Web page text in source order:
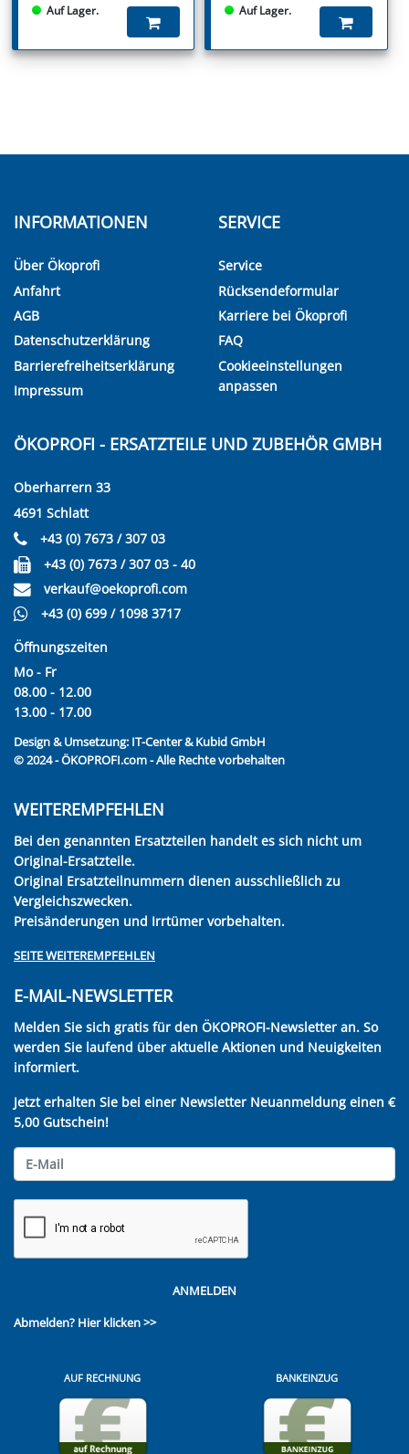
Auf Lager. Auf Lager.
INFORMATIONEN
Über Ökoprofi
Anfahrt
AGB
Datenschutzerklärung
Barrierefreiheitserklärung
Impressum
SERVICE
Service
Rücksendeformular
Karriere bei Ökoprofi
FAQ
Cookieeinstellungen
anpassen
ÖKOPROFI - ERSATZTEILE UND ZUBEHÖR GMBH
Oberharrern 33
4691 Schlatt
+43 (0) 7673 / 307 03
+43 (0) 7673 / 307 03 - 40
verkauf@oekoprofi.com
+43 (0) 699 / 1098 3717
Öffnungszeiten
Mo - Fr
08.00 - 12.00
13.00 - 17.00
Design & Umsetzung: IT-Center & Kubid GmbH
© 2024 - ÖKOPROFI.com - Alle Rechte vorbehalten
WEITEREMPFEHLEN
Bei den genannten Ersatzteilen handelt es sich nicht um
Original-Ersatzteile.
Original Ersatzteilnummern dienen ausschließlich zu
Vergleichszwecken.
Preisänderungen und Irrtümer vorbehalten.
SEITE WEITEREMPFEHLEN
E-MAIL-NEWSLETTER
Melden Sie sich gratis für den ÖKOPROFI-Newsletter an. So
werden Sie laufend über aktuelle Aktionen und Neuigkeiten
informiert.
Jetzt erhalten Sie bei einer Newsletter Neuanmeldung einen €
5,00 Gutschein!
ANMELDEN
Abmelden? Hier klicken >>
AUF RECHNUNG BANKEINZUG